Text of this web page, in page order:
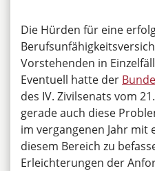
Die Hürden für eine
Vorstehenden in
Eventuell hatte der
des IV. Zivilsenats vom
gerade auch diese
im vergangenen Jahr mit
diesem Bereich zu
Erleichterungen der